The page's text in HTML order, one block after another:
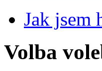
Jak jsem
Volba